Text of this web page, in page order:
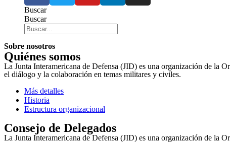
Buscar
Buscar
Sobre nosotros
Quiénes somos
La Junta Interamericana de Defensa (JID) es una organización de la
el diálogo y la colaboración en temas militares y civiles.
Más detalles
Historia
Estructura organizacional
Consejo de Delegados
La Junta Interamericana de Defensa (JID) es una organización de la